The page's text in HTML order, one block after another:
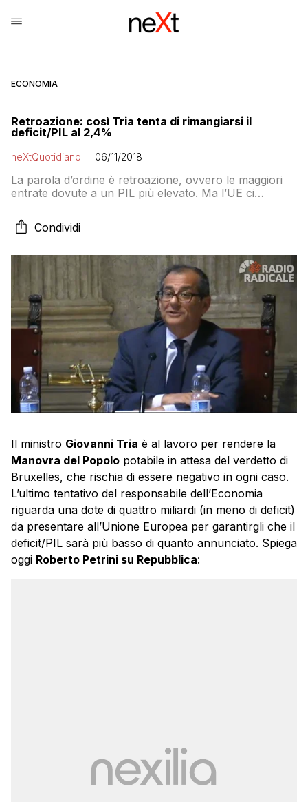
ECONOMIA
Retroazione: così Tria tenta di rimangiarsi il
deficit/PIL al 2,4%
neXtQuotidiano 06/11/2018
La parola d’ordine è retroazione, ovvero le maggiori
entrate dovute a un PIL più elevato. Ma l’UE ci
Condividi
Il ministro Giovanni Tria è al lavoro per rendere la
Manovra del Popolo potabile in attesa del verdetto di
Bruxelles, che rischia di essere negativo in ogni caso.
L’ultimo tentativo del responsabile dell’Economia
riguarda una dote di quattro miliardi (in meno di deficit)
da presentare all’Unione Europea per garantirgli che il
deficit/PIL sarà più basso di quanto annunciato. Spiega
oggi Roberto Petrini su Repubblica: